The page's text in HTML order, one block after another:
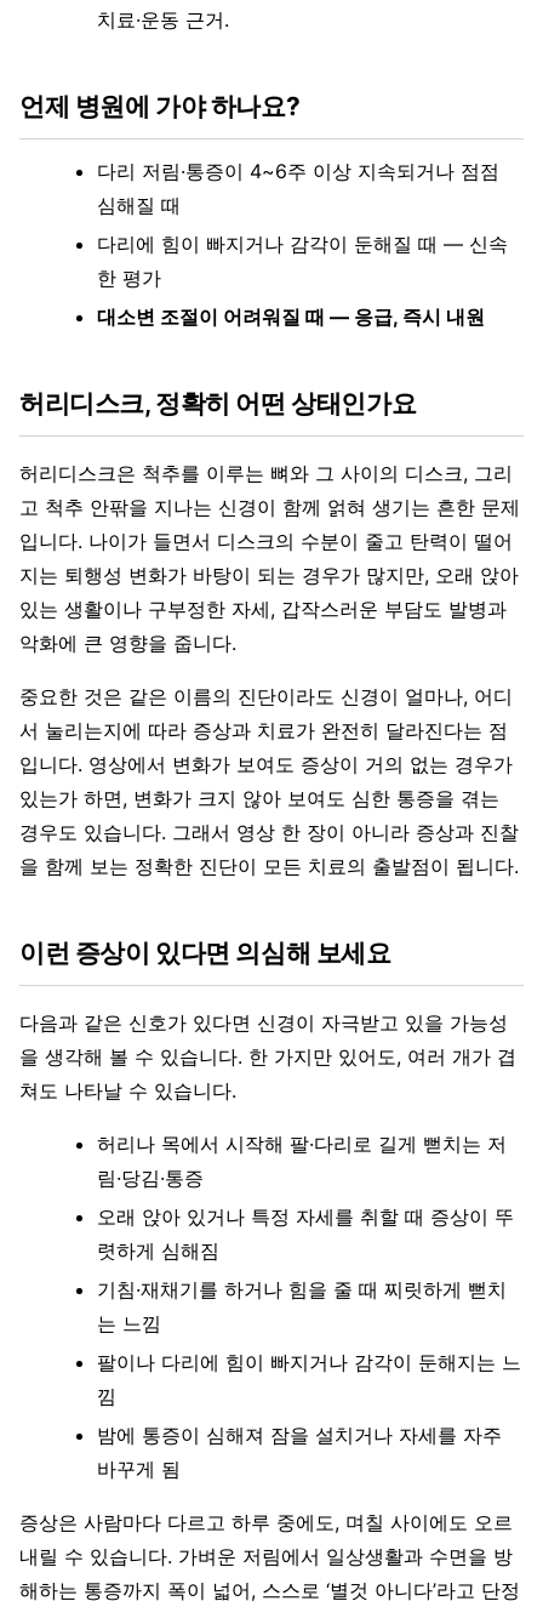
치료·운동 근거.
언제 병원에 가야 하나요?
다리 저림·통증이 4~6주 이상 지속되거나 점점
심해질 때
다리에 힘이 빠지거나 감각이 둔해질 때 — 신속
한 평가
대소변 조절이 어려워질 때 — 응급, 즉시 내원
허리디스크, 정확히 어떤 상태인가요
허리디스크은 척추를 이루는 뼈와 그 사이의 디스크, 그리
고 척추 안팎을 지나는 신경이 함께 얽혀 생기는 흔한 문제
입니다. 나이가 들면서 디스크의 수분이 줄고 탄력이 떨어
지는 퇴행성 변화가 바탕이 되는 경우가 많지만, 오래 앉아
있는 생활이나 구부정한 자세, 갑작스러운 부담도 발병과
악화에 큰 영향을 줍니다.
중요한 것은 같은 이름의 진단이라도 신경이 얼마나, 어디
서 눌리는지에 따라 증상과 치료가 완전히 달라진다는 점
입니다. 영상에서 변화가 보여도 증상이 거의 없는 경우가
있는가 하면, 변화가 크지 않아 보여도 심한 통증을 겪는
경우도 있습니다. 그래서 영상 한 장이 아니라 증상과 진찰
을 함께 보는 정확한 진단이 모든 치료의 출발점이 됩니다.
이런 증상이 있다면 의심해 보세요
다음과 같은 신호가 있다면 신경이 자극받고 있을 가능성
을 생각해 볼 수 있습니다. 한 가지만 있어도, 여러 개가 겹
쳐도 나타날 수 있습니다.
허리나 목에서 시작해 팔·다리로 길게 뻗치는 저
림·당김·통증
오래 앉아 있거나 특정 자세를 취할 때 증상이 뚜
렷하게 심해짐
기침·재채기를 하거나 힘을 줄 때 찌릿하게 뻗치
는 느낌
팔이나 다리에 힘이 빠지거나 감각이 둔해지는 느
낌
밤에 통증이 심해져 잠을 설치거나 자세를 자주
바꾸게 됨
증상은 사람마다 다르고 하루 중에도, 며칠 사이에도 오르
내릴 수 있습니다. 가벼운 저림에서 일상생활과 수면을 방
해하는 통증까지 폭이 넓어, 스스로 ‘별것 아니다’라고 단정